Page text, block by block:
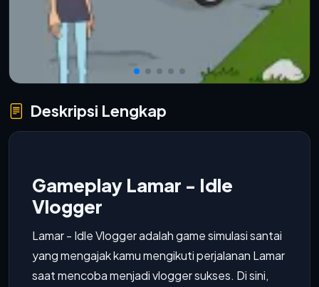
Deskripsi Lengkap
Gameplay Lamar - Idle
Vlogger
Lamar - Idle Vlogger adalah game simulasi santai
yang mengajak kamu mengikuti perjalanan Lamar
saat mencoba menjadi vlogger sukses. Di sini,